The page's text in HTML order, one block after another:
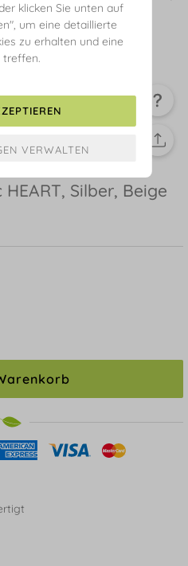
Silber, Beige
klicken Sie unten auf
um eine detaillierte
zu erhalten und eine
treffen.